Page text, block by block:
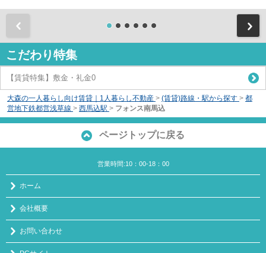
こだわり特集
【賃貸特集】敷金・礼金0
大森の一人暮らし向け賃貸｜1人暮らし不動産 > (賃貸)路線・駅から探す > 都
営地下鉄都営浅草線 > 西馬込駅 > フォンス南馬込
ページトップに戻る
営業時間:10：00-18：00
ホーム
会社概要
お問い合わせ